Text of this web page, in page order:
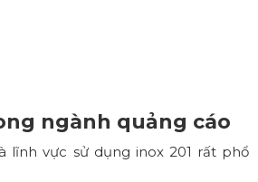
ngành quảng cáo
lĩnh vực sử dụng inox 201 rất phổ